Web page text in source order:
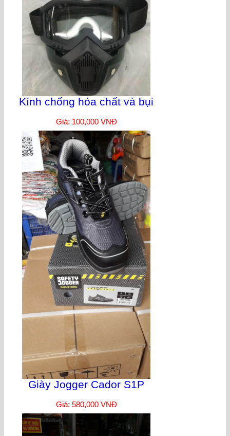
Kính chống hóa chất và bụi
Giá: 100,000 VNĐ
Giày Jogger Cador S1P
Giá: 580,000 VNĐ